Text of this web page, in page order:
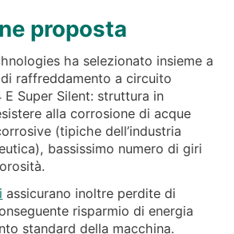
proposta
ha selezionato insieme a
raffreddamento a circuito
Super Silent: struttura in
alla corrosione di acque
(tipiche dell’industria
bassissimo numero di giri
assicurano inoltre perdite di
risparmio di energia
standard della macchina.